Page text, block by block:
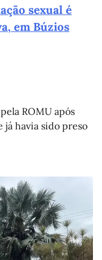
sexual é
em Búzios
ROMU após
já havia sido preso